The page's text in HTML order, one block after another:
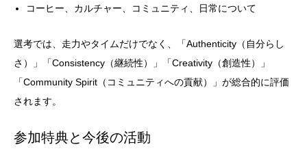
コーヒー、カルチャー、コミュニティ、日常について
選考では、走力やタイムだけでなく、「Authenticity（自分らし
さ）」「Consistency（継続性）」「Creativity（創造性）」
「Community Spirit（コミュニティへの貢献）」が総合的に評価
されます。
参加特典と今後の活動